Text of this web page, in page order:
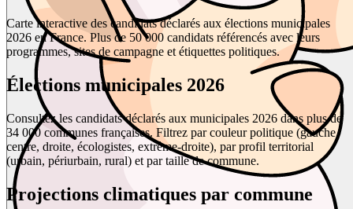
Carte interactive des candidats déclarés aux élections municipales
2026 en France. Plus de 50 000 candidats référencés avec leurs
programmes, sites de campagne et étiquettes politiques.
Élections municipales 2026
Consultez les candidats déclarés aux municipales 2026 dans plus de
34 000 communes françaises. Filtrez par couleur politique (gauche,
centre, droite, écologistes, extrême-droite), par profil territorial
(urbain, périurbain, rural) et par taille de commune.
Projections climatiques par commune